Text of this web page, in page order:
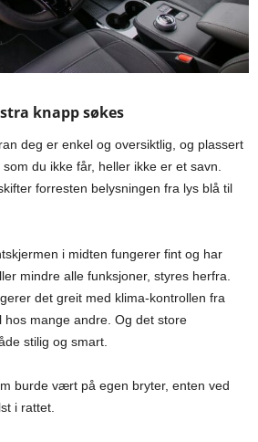
knapp søkes
deg er enkel og oversiktlig, og plassert
du ikke får, heller ikke er et savn.
forresten belysningen fra lys blå til
i midten fungerer fint og har
mindre alle funksjoner, styres herfra.
det greit med klima-kontrollen fra
hos mange andre. Og det store
stilig og smart.
burde vært på egen bryter, enten ved
i rattet.